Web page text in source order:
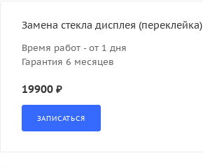
Замена стекла дисплея (переклейка)
Время работ - от 1 дня
Гарантия 6 месяцев
19900 ₽